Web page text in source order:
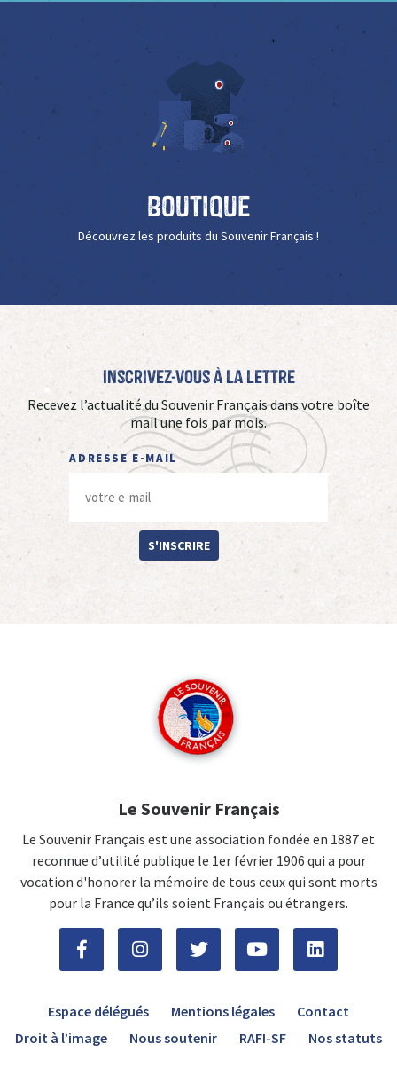
Boutique
Découvrez les produits du Souvenir Français !
Inscrivez-vous à La Lettre
Recevez l’actualité du Souvenir Français dans votre boîte
mail une fois par mois.
ADRESSE E-MAIL
S'INSCRIRE
Le Souvenir Français
Le Souvenir Français est une association fondée en 1887 et
reconnue d’utilité publique le 1er février 1906 qui a pour
vocation d'honorer la mémoire de tous ceux qui sont morts
pour la France qu’ils soient Français ou étrangers.
Espace délégués Mentions légales
Contact
Droit à l’image
Nous soutenir RAFI-SF Nos statuts